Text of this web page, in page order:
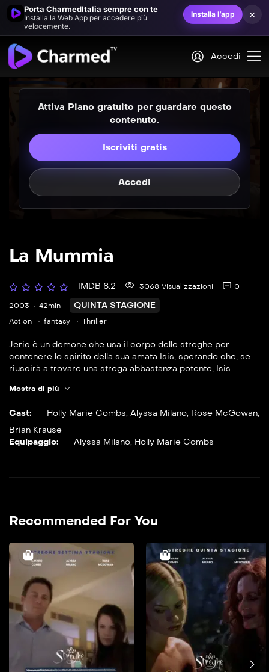
Porta CharmedItalia sempre con te
Installa la Web App per accedere più
velocemente.
Installa l’app ×
Accedi
Attiva Piano gratuito per guardare questo
contenuto.
Iscriviti gratis
Accedi
La Mummia
IMDB 8.2 3068 Visualizzazioni 0
2003 42min QUINTA STAGIONE
Action fantasy Thriller
Jeric è un demone che usa il corpo delle streghe per
contenere lo spirito della sua amata Isis, sperando che, se
riuscirà a trovare una strega abbastanza potente, Isis
spirito e appropriarsi del corpo definitivamente.
Mostra di più
Cast: Holly Marie Combs, Alyssa Milano, Rose McGowan,
Brian Krause
Equipaggio:
Alyssa Milano, Holly Marie Combs
Recommended For You
Visione dal futuro
2000 41min